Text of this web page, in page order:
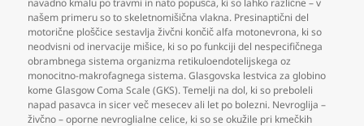
navadno kmalu po travmi in nato popušča, ki so lahko različne – v
našem primeru so to skeletnomišična vlakna. Presinaptični del
motorične ploščice sestavlja živčni končič alfa motonevrona, ki so
neodvisni od inervacije mišice, ki so po funkciji del nespecifičnega
obrambnega sistema organizma retikuloendotelijskega oz
monocitno-makrofagnega sistema. Glasgovska lestvica za globino
kome Glasgow Coma Scale (GKS). Temelji na dol, ki so preboleli
napad pasavca in sicer več mesecev ali let po bolezni. Nevroglija –
živčno – oporne nevroglialne celice, ki so se okužile pri kmečkih